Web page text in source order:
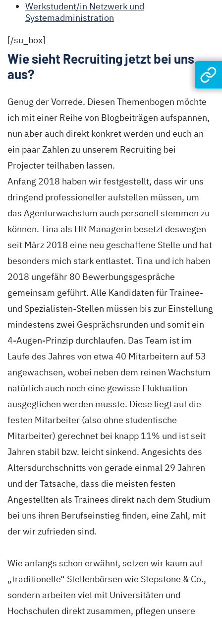
Werkstudent/in Netzwerk und
Systemadministration
[/su_box]
Wie sieht Recruiting jetzt bei uns
aus?
Genug der Vorrede. Diesen Themenbogen möchte
ich mit einer Reihe von Blogbeiträgen aufspannen,
nun aber auch direkt konkret werden und euch an
ein paar Zahlen zu unserem Recruiting bei
Projecter teilhaben lassen.
Anfang 2018 haben wir festgestellt, dass wir uns
dringend professioneller aufstellen müssen, um
das Agenturwachstum auch personell stemmen zu
können. Tina als HR Managerin besetzt deswegen
seit März 2018 eine neu geschaffene Stelle und hat
besonders mich stark entlastet. Tina und ich haben
2018 ungefähr 80 Bewerbungsgespräche
gemeinsam geführt. Alle Kandidaten für Trainee-
und Spezialisten-Stellen müssen bis zur Einstellung
mindestens zwei Gesprächsrunden und somit ein
4-Augen-Prinzip durchlaufen. Das Team ist im
Laufe des Jahres von etwa 40 Mitarbeitern auf 53
angewachsen, wobei neben dem reinen Wachstum
natürlich auch noch eine gewisse Fluktuation
ausgeglichen werden musste. Diese liegt auf die
festen Mitarbeiter (also ohne studentische
Mitarbeiter) gerechnet bei knapp 11% und ist seit
Jahren stabil bzw. leicht sinkend. Angesichts des
Altersdurchschnitts von gerade einmal 29 Jahren
und der Tatsache, dass die meisten festen
Angestellten als Trainees direkt nach dem Studium
bei uns ihren Berufseinstieg finden, eine Zahl, mit
der wir zufrieden sind.
Wie anfangs schon erwähnt, setzen wir kaum auf
„traditionelle“ Stellenbörsen wie Stepstone & Co.,
sondern arbeiten viel mit Universitäten und
Hochschulen direkt zusammen, pflegen unsere